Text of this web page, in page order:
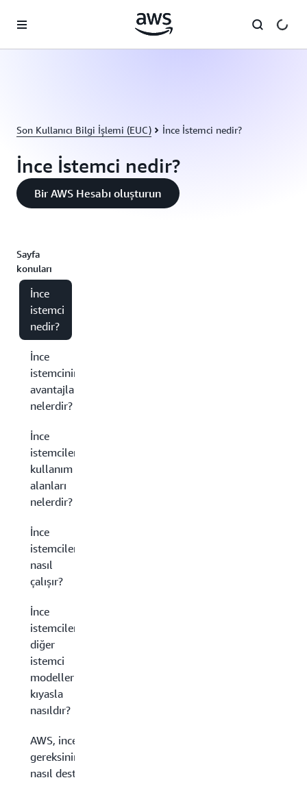
Son Kullanıcı Bilgi İşlemi (EUC) İnce İstemci nedir?
İnce İstemci nedir?
Bir AWS Hesabı oluşturun
Sayfa
konuları
İnce
istemci
nedir?
İnce
istemcinin
avantajları
nelerdir?
İnce
istemcilerin
kullanım
alanları
nelerdir?
İnce
istemciler
nasıl
çalışır?
İnce
istemciler
diğer
istemci
modellerine
kıyasla
nasıldır?
AWS, ince istemci
gereksinimlerinizi
nasıl destekler?